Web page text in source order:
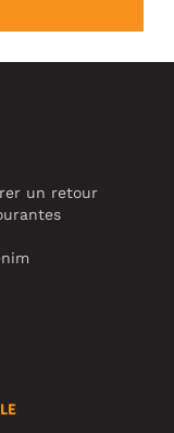
un retour